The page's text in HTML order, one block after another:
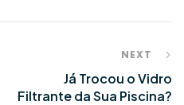
NEXT
Já Trocou o Vidro
Filtrante da Sua Piscina?